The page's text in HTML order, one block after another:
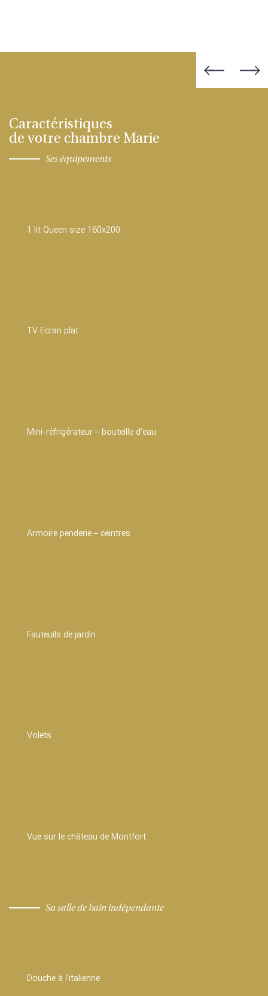
Caractéristiques
de votre chambre Marie
Ses équipements
1 lit Queen size 160x200
TV Ecran plat
Mini-réfrigérateur – bouteille d’eau
Armoire penderie – ceintres
Fauteuils de jardin
Volets
Vue sur le château de Montfort
Sa salle de bain indépendante
Douche à l’italienne